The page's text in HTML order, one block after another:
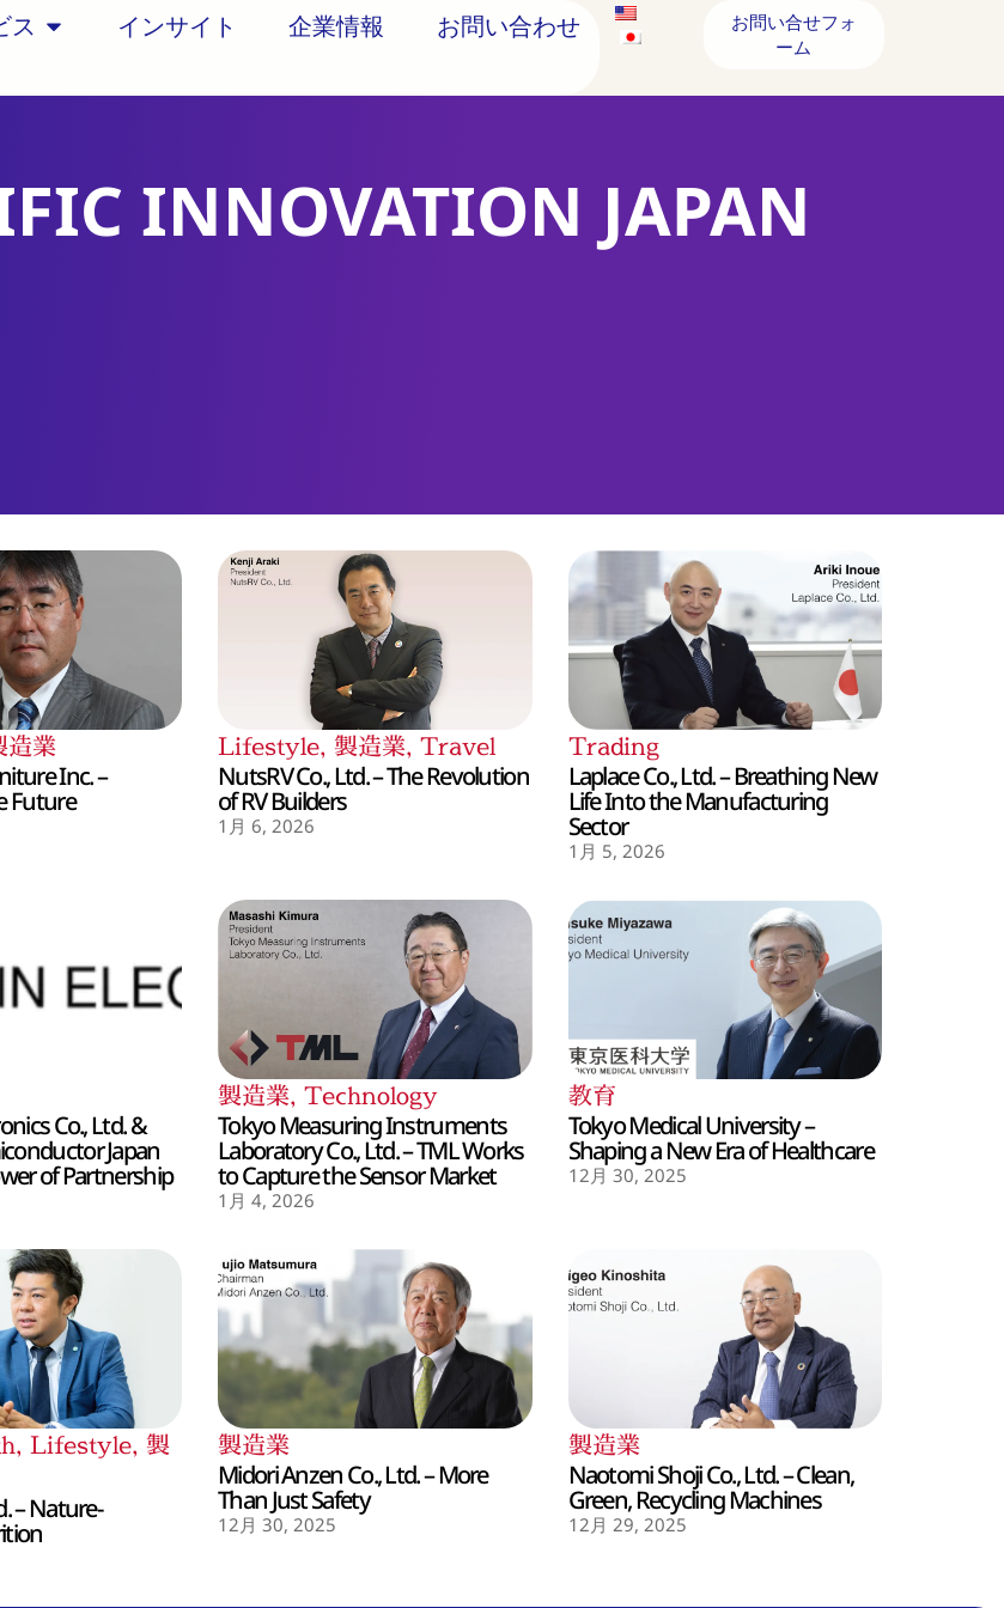
ス インサイト 企業情報 お問い合わせ
お問い合せフォ
ーム
INNOVATION JAPAN
造業
Inc. –
Future
Lifestyle, 製造業, Travel
NutsRV Co., Ltd. – The Revolution
of RV Builders
1月 6, 2026
Trading
Laplace Co., Ltd. – Breathing New
Life Into the Manufacturing
Sector
1月 5, 2026
Co., Ltd. &
Japan
of Partnership
製造業, Technology
Tokyo Measuring Instruments
Laboratory Co., Ltd. – TML Works
to Capture the Sensor Market
1月 4, 2026
教育
Tokyo Medical University –
Shaping a New Era of Healthcare
12月 30, 2025
, Lifestyle, 製
– Nature-
製造業
Midori Anzen Co., Ltd. – More
Than Just Safety
12月 30, 2025
製造業
Naotomi Shoji Co., Ltd. – Clean,
Green, Recycling Machines
12月 29, 2025